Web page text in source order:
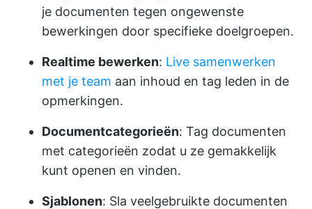
je documenten tegen ongewenste
bewerkingen door specifieke doelgroepen.
Realtime bewerken: Live samenwerken
met je team aan inhoud en tag leden in de
opmerkingen.
Documentcategorieën: Tag documenten
met categorieën zodat u ze gemakkelijk
kunt openen en vinden.
Sjablonen: Sla veelgebruikte documenten